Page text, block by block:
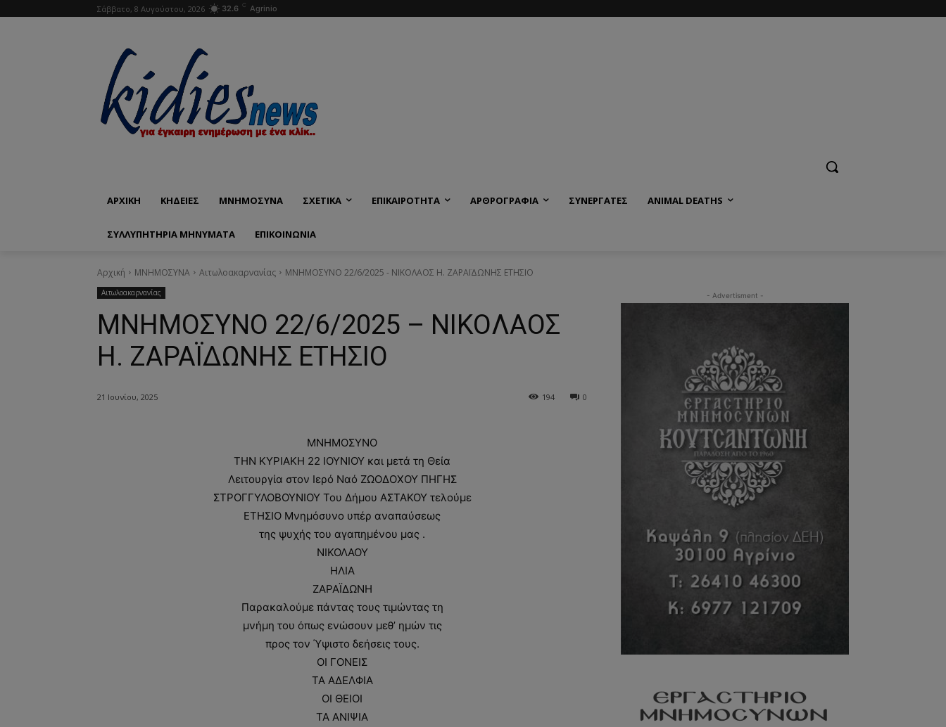
Σάββατο, 8 Αυγούστου, 2026 32.6 C Agrinio
ΑΡΧΙΚΗ ΚΗΔΕΙΕΣ ΜΝΗΜΟΣΥΝΑ ΣΧΕΤΙΚΑ ΕΠΙΚΑΙΡΟΤΗΤΑ ΑΡΘΡΟΓΡΑΦΙΑ ΣΥΝΕΡΓΑΤΕΣ ANIMAL DEATHS
ΣΥΛΛΥΠΗΤΗΡΙΑ ΜΗΝΥΜΑΤΑ ΕΠΙΚΟΙΝΩΝΊΑ
Αρχική ΜΝΗΜΟΣΥΝΑ Αιτωλοακαρνανίας ΜΝΗΜΟΣΥΝΟ 22/6/2025 - ΝΙΚΟΛΑΟΣ Η. ΖΑΡΑΪΔΩΝΗΣ ΕΤΗΣΙΟ
Αιτωλοακαρνανίας
ΜΝΗΜΟΣΥΝΟ 22/6/2025 – ΝΙΚΟΛΑΟΣ
Η. ΖΑΡΑΪΔΩΝΗΣ ΕΤΗΣΙΟ
21 Ιουνίου, 2025 0
194
ΜΝΗΜΟΣΥΝΟ
ΤΗΝ ΚΥΡΙΑΚΗ 22 ΙΟΥΝΙΟΥ και μετά τη Θεία
Λειτουργία στον Ιερό Ναό ΖΩΟΔΟΧΟΥ ΠΗΓΗΣ
ΣΤΡΟΓΓΥΛΟΒΟΥΝΙΟΥ Του Δήμου ΑΣΤΑΚΟΥ τελούμε
ΕΤΗΣΙΟ Μνημόσυνο υπέρ αναπαύσεως
της ψυχής του αγαπημένου μας .
ΝΙΚΟΛΑΟΥ
ΗΛΙΑ
ΖΑΡΑΪΔΩΝΗ
Παρακαλούμε πάντας τους τιμώντας τη
μνήμη του όπως ενώσουν μεθ’ ημών τις
προς τον Ύψιστο δεήσεις τους.
ΟΙ ΓΟΝΕΙΣ
ΤΑ ΑΔΕΛΦΙΑ
ΟΙ ΘΕΙΟΙ
ΤΑ ΑΝΙΨΙΑ
- Advertisment -